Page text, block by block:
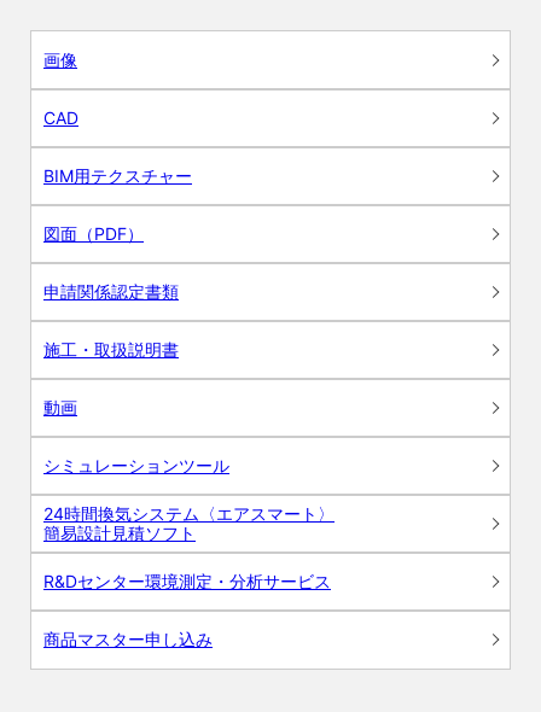
画像
CAD
BIM用テクスチャー
図面（PDF）
申請関係認定書類
施工・取扱説明書
動画
シミュレーションツール
24時間換気システム〈エアスマート〉
簡易設計見積ソフト
R&Dセンター環境測定・分析サービス
商品マスター申し込み